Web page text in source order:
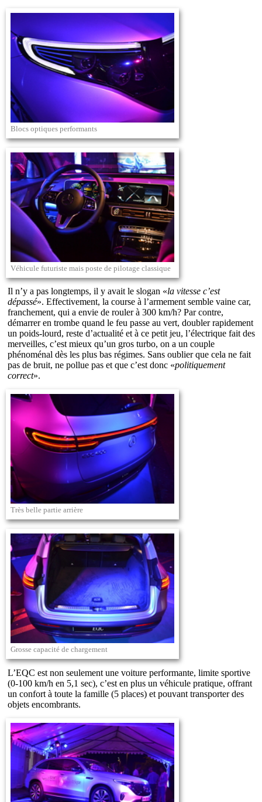
Blocs optiques performants
Véhicule futuriste mais poste de pilotage classique
Il n’y a pas longtemps, il y avait le slogan «la vitesse c’est
dépassé». Effectivement, la course à l’armement semble vaine car,
franchement, qui a envie de rouler à 300 km/h? Par contre,
démarrer en trombe quand le feu passe au vert, doubler rapidement
un poids-lourd, reste d’actualité et à ce petit jeu, l’électrique fait des
merveilles, c’est mieux qu’un gros turbo, on a un couple
phénoménal dès les plus bas régimes. Sans oublier que cela ne fait
pas de bruit, ne pollue pas et que c’est donc «politiquement
correct».
Très belle partie arrière
Grosse capacité de chargement
L’EQC est non seulement une voiture performante, limite sportive
(0-100 km/h en 5,1 sec), c’est en plus un véhicule pratique, offrant
un confort à toute la famille (5 places) et pouvant transporter des
objets encombrants.